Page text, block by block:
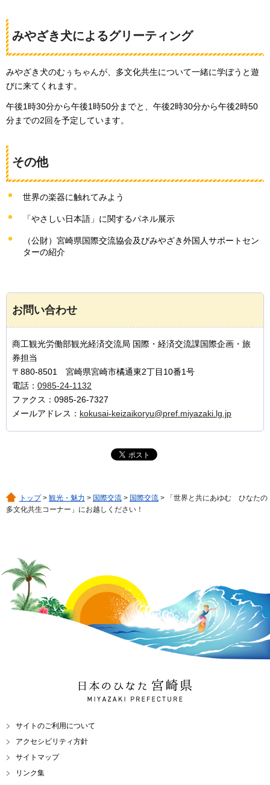
みやざき犬によるグリーティング
みやざき犬のむぅちゃんが、多文化共生について一緒に学ぼうと遊
びに来てくれます。
午後1時30分から午後1時50分までと、午後2時30分から午後2時50
分までの2回を予定しています。
その他
世界の楽器に触れてみよう
「やさしい日本語」に関するパネル展示
（公財）宮崎県国際交流協会及びみやざき外国人サポートセン
ターの紹介
お問い合わせ
商工観光労働部観光経済交流局 国際・経済交流課国際企画・旅
券担当
〒880-8501 宮崎県宮崎市橘通東2丁目10番1号
電話： 0985-24-1132
ファクス：0985-26-7327
メールアドレス： kokusai-keizaikoryu@pref.miyazaki.lg.jp
トップ> 観光・魅力 > 国際交流 > 国際交流 > 「世界と共にあゆむ ひなたの
多文化共生コーナー」にお越しください！
日本のひなた 宮崎県
MIYAZAKI PREFECTURE
サイトのご利用について
アクセシビリティ方針
サイトマップ
リンク集